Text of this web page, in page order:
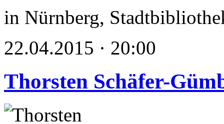
in Nürnberg,
22.04.2015 · 20:00
Thorsten Schäfer-